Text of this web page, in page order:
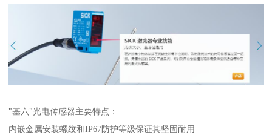
"基六"光电传感器主要特点：
内嵌金属安装螺纹和IP67防护等级保证其坚固耐用